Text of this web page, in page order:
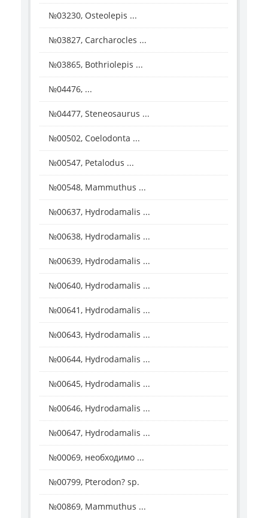
№03230, Osteolepis ...
№03827, Carcharocles ...
№03865, Bothriolepis ...
№04476, ...
№04477, Steneosaurus ...
№00502, Coelodonta ...
№00547, Petalodus ...
№00548, Mammuthus ...
№00637, Hydrodamalis ...
№00638, Hydrodamalis ...
№00639, Hydrodamalis ...
№00640, Hydrodamalis ...
№00641, Hydrodamalis ...
№00643, Hydrodamalis ...
№00644, Hydrodamalis ...
№00645, Hydrodamalis ...
№00646, Hydrodamalis ...
№00647, Hydrodamalis ...
№00069, необходимо ...
№00799, Pterodon? sp.
№00869, Mammuthus ...